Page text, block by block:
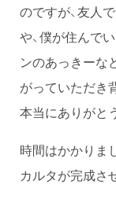
のですが、友人
や、僕が住んで
ンのあっきーな
がっていただき
本当にありがと
時間はかかりま
カルタが完成さ